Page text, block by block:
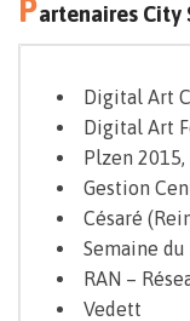
Partenaires City
Digital Art
Digital Art
Plzen
Gestion
Césaré
Semaine
RAN –
Vedett